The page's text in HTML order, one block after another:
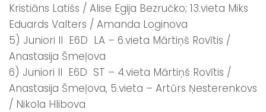
Kristiāns Latišs / Alise Egija Bezručko; 13.vieta Miks
Eduards Valters / Amanda Loginova
5) Juniori II E6D LA – 6.vieta Mārtiņš Rovītis /
Anastasija Šmeļova
6) Juniori II E6D ST – 4.vieta Mārtiņš Rovītis /
Anastasija Šmeļova, 5.vieta – Artūrs Ņesterenkovs
/ Nikola Hlibova